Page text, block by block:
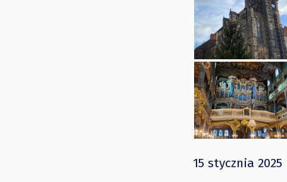
15 stycznia 2025 |